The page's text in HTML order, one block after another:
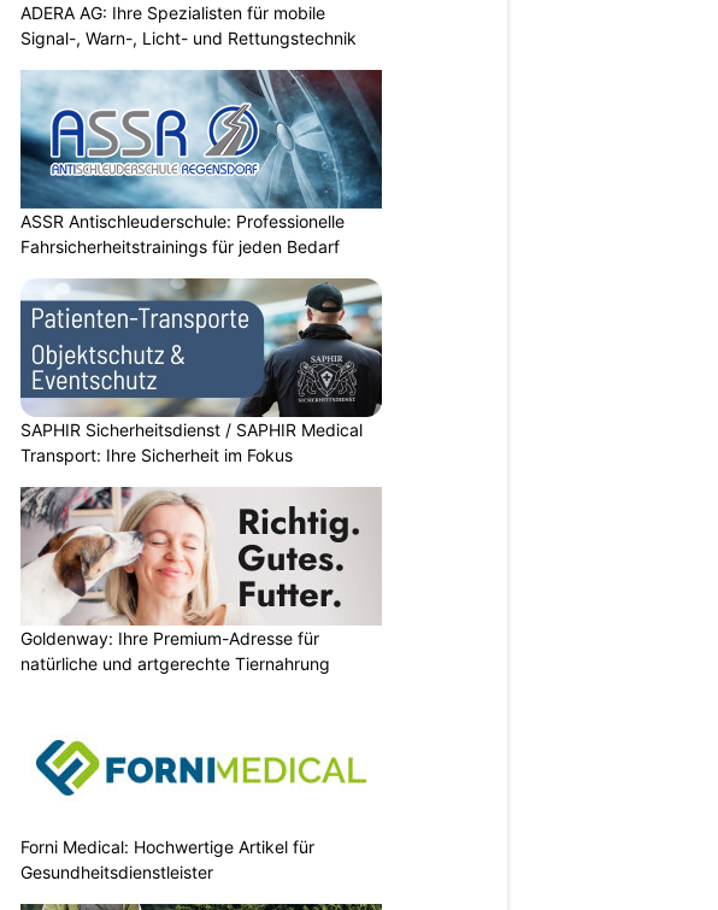
ADERA AG: Ihre Spezialisten für mobile
Signal-, Warn-, Licht- und Rettungstechnik
ASSR Antischleuderschule: Professionelle
Fahrsicherheitstrainings für jeden Bedarf
SAPHIR Sicherheitsdienst / SAPHIR Medical
Transport: Ihre Sicherheit im Fokus
Goldenway: Ihre Premium-Adresse für
natürliche und artgerechte Tiernahrung
Forni Medical: Hochwertige Artikel für
Gesundheitsdienstleister